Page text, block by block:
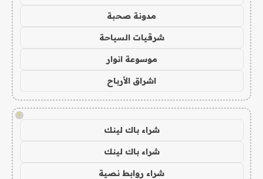
مدونة صحبة
شرقيات السياحة
موسوعة انوار
اشراق الأرباح
!
شراء باك لينك
شراء باك لينك
شراء روابط نصية